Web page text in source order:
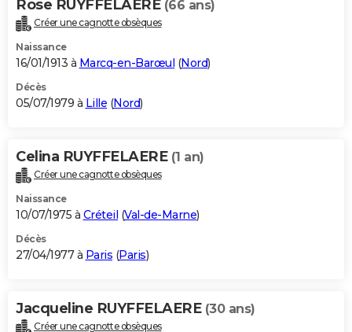
Rose RUYFFELAERE (66 ans)
Créer une cagnotte obsèques
Naissance
16/01/1913 à Marcq-en-Barœul (Nord)
Décès
05/07/1979 à Lille (Nord)
Celina RUYFFELAERE (1 an)
Créer une cagnotte obsèques
Naissance
10/07/1975 à Créteil (Val-de-Marne)
Décès
27/04/1977 à Paris (Paris)
Jacqueline RUYFFELAERE (30 ans)
Créer une cagnotte obsèques